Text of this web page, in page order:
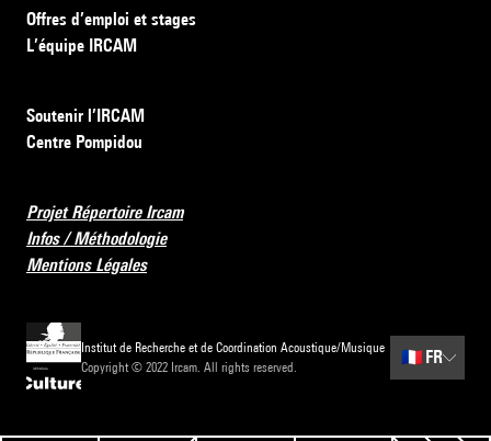
Offres d’emploi et stages
L’équipe IRCAM
Soutenir l’IRCAM
Centre Pompidou
Projet Répertoire Ircam
Infos / Méthodologie
Mentions Légales
Institut de Recherche et de Coordination Acoustique/Musique
Copyright © 2022 Ircam. All rights reserved.
🇫🇷 FR